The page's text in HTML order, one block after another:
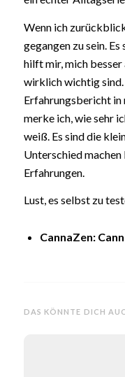
Wenn ich
gegangen zu sein.
hilft mir, mich
wirklich wichtig sind.
Erfahrungsbericht
merke ich, wie sehr
weiß. Es sind die
Unterschied machen
Erfahrungen.
Lust, es selbst zu
CannaZen:
DAS KÖNNTE DICH